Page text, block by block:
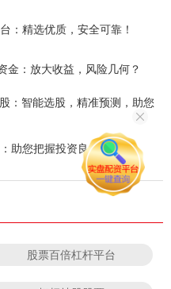
：精选优质，安全可靠！
金：放大收益，风险几何？
：智能选股，精准预测，助您
助您把握投资良机
股票百倍杠杆平台